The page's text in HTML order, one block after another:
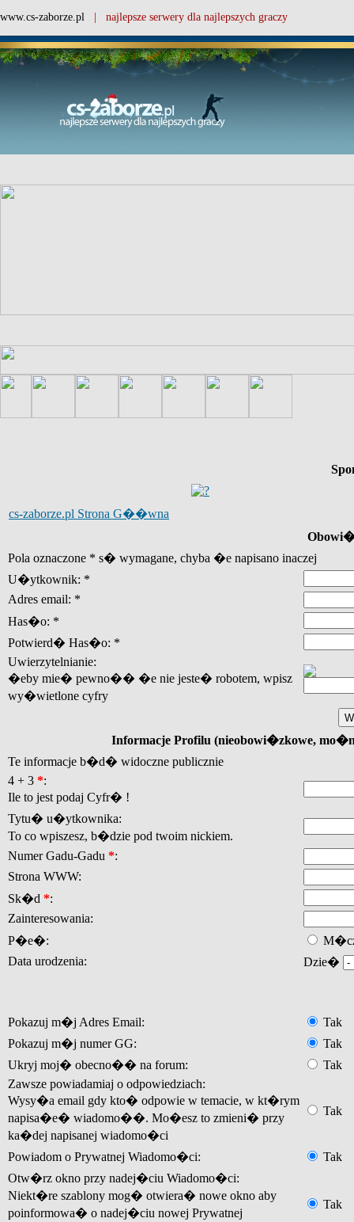
www.cs-zaborze.pl | najlepsze serwery dla najlepszych graczy
cs-zaborze.pl Strona G��wna
Pola oznaczone * s� wymagane, chyba �e napisano inaczej
U�ytkownik: *
Adres email: *
Has�o: *
Potwierd� Has�o: *
Uwierzytelnianie:
�eby mie� pewno�� �e nie jeste� robotem, wpisz
wy�wietlone cyfry
Informacje Profilu (nieobowi�zkowe,
Te informacje b�d� widoczne publicznie
4 + 3 *:
Ile to jest podaj Cyfr� !
Tytu� u�ytkownika:
To co wpiszesz, b�dzie pod twoim nickiem.
Numer Gadu-Gadu *:
Strona WWW:
Sk�d *:
Zainteresowania:
P�e�:
Data urodzenia:
Dzie�
Pokazuj m�j Adres Email:
Tak
Pokazuj m�j numer GG:
Tak
Ukryj moj� obecno�� na forum:
Tak
Zawsze powiadamiaj o odpowiedziach:
Wysy�a email gdy kto� odpowie w temacie, w kt�rym
napisa�e� wiadomo��. Mo�esz to zmieni� przy
ka�dej napisanej wiadomo�ci
Tak
Powiadom o Prywatnej Wiadomo�ci:
Tak
Otw�rz okno przy nadej�ciu Wiadomo�ci:
Niekt�re szablony mog� otwiera� nowe okno aby
poinformowa� o nadej�ciu nowej Prywatnej
Tak